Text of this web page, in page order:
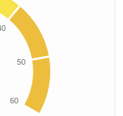
50
60